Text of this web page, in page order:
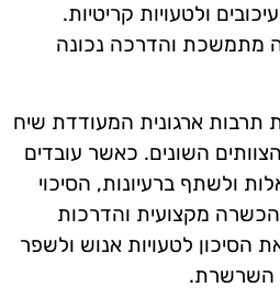
ולטעויות קריטיות.
מתמשכת והדרכה נכונה
תרבות ארגונית המעודדת שיח
השונים. כאשר עובדים
ולשתף ברעיונות, הסיכוי
מקצועית והדרכות
הסיכון לטעויות אנוש ולשפר
השרשרת.